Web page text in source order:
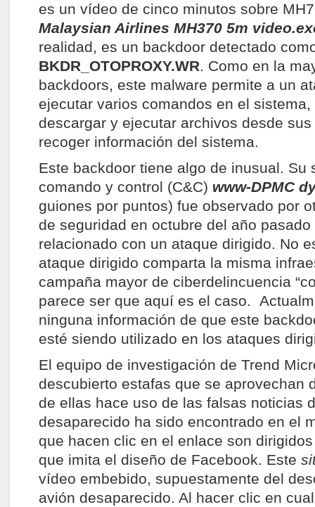
es un vídeo de cinco minutos sobre
Malaysian Airlines MH370 5m
realidad, es un backdoor detectado
BKDR_OTOPROXY.WR. Como en la
backdoors, este malware permite a un
ejecutar varios comandos en el
descargar y ejecutar archivos desde
recoger información del sistema.
Este backdoor tiene algo de inusual. Su
comando y control (C&C) www-DPMC
guiones por puntos) fue observado por
de seguridad en octubre del año pasado
relacionado con un ataque dirigido. No
ataque dirigido comparta la misma
campaña mayor de ciberdelincuencia
parece ser que aquí es el caso.
ninguna información de que este
esté siendo utilizado en los ataques
El equipo de investigación de Trend
descubierto estafas que se aprovechan
de ellas hace uso de las falsas noticias
desaparecido ha sido encontrado en el
que hacen clic en el enlace son
que imita el diseño de Facebook. Este
vídeo embebido, supuestamente del
avión desaparecido. Al hacer clic en